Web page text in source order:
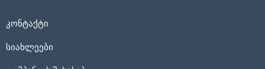
მზეზე მომუშავე ლენტი
კონტაქტი
სიახლეები